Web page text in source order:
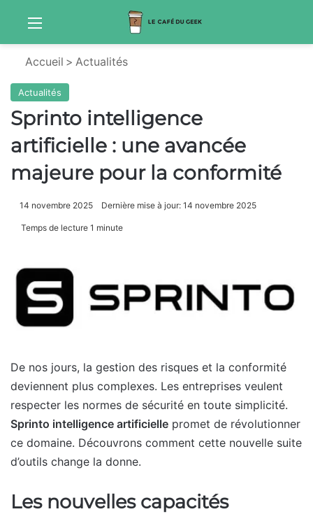
Menu
Accueil > Actualités
Actualités
Sprinto intelligence
artificielle : une avancée
majeure pour la conformité
14 novembre 2025 Dernière mise à jour: 14 novembre 2025
Temps de lecture 1 minute
De nos jours, la gestion des risques et la conformité
deviennent plus complexes. Les entreprises veulent
respecter les normes de sécurité en toute simplicité.
Sprinto intelligence artificielle promet de révolutionner
ce domaine. Découvrons comment cette nouvelle suite
d’outils change la donne.
Les nouvelles capacités